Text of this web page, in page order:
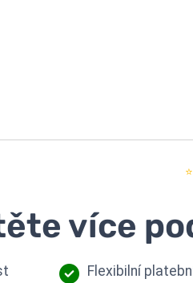
více
Flexibilní